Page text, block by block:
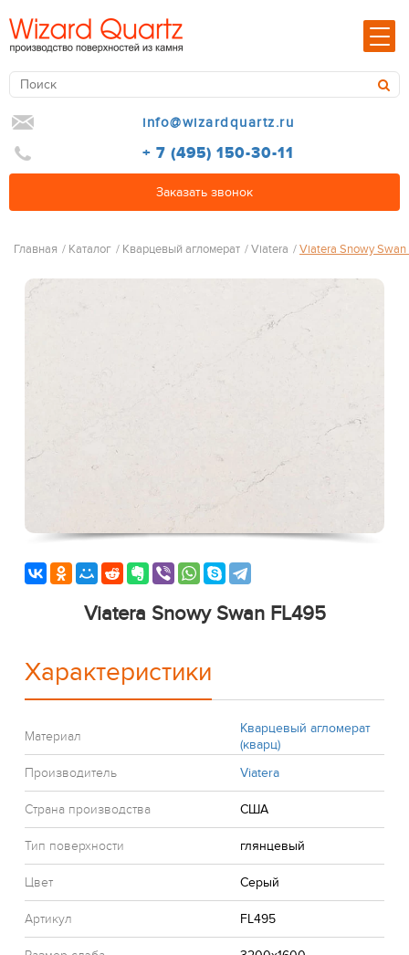
info@wizardquartz.ru
+ 7 (495) 150-30-11
Заказать звонок
Главная / Каталог / Кварцевый агломерат /Viatera /Viatera Snowy
Viatera Snowy Swan FL495
Характеристики
Материал
Кварцевый агломерат
(кварц)
Производитель
Viatera
Страна производства США
Тип поверхности глянцевый
Цвет Серый
Артикул FL495